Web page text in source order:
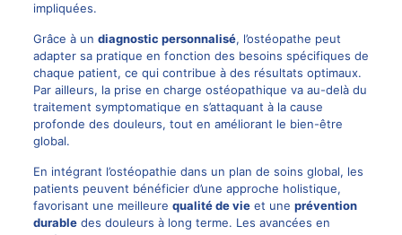
impliquées.
Grâce à un diagnostic personnalisé, l’ostéopathe peut
adapter sa pratique en fonction des besoins spécifiques de
chaque patient, ce qui contribue à des résultats optimaux.
Par ailleurs, la prise en charge ostéopathique va au-delà du
traitement symptomatique en s’attaquant à la cause
profonde des douleurs, tout en améliorant le bien-être
global.
En intégrant l’ostéopathie dans un plan de soins global, les
patients peuvent bénéficier d’une approche holistique,
favorisant une meilleure qualité de vieet une prévention
durabledes douleurs à long terme. Les avancées en